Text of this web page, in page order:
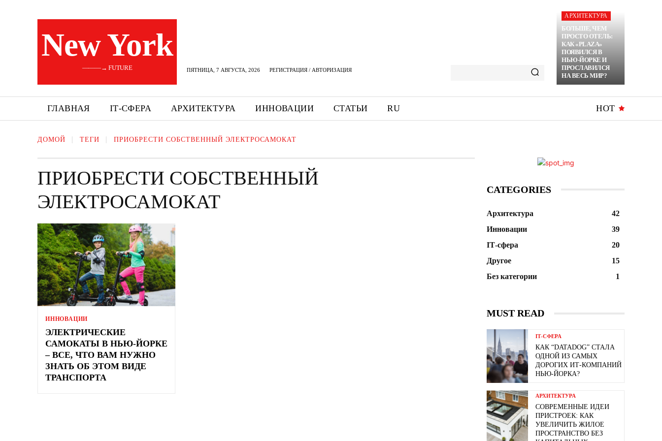
New York
———→ FUTURE ПЯТНИЦА, 7 АВГУСТА, 2026 РЕГИСТРАЦИЯ / АВТОРИЗАЦИЯ
АРХИТЕКТУРА
БОЛЬШЕ, ЧЕМ
ПРОСТО ОТЕЛЬ:
КАК «PLAZA»
ПОЯВИЛСЯ В
НЬЮ-ЙОРКЕ И
ПРОСЛАВИЛСЯ
НА ВЕСЬ МИР?
ГЛАВНАЯ ІТ-СФЕРА АРХИТЕКТУРА ИННОВАЦИИ СТАТЬИ RU HOT
ДОМОЙ ТЕГИ ПРИОБРЕСТИ СОБСТВЕННЫЙ ЭЛЕКТРОСАМОКАТ
ПРИОБРЕСТИ СОБСТВЕННЫЙ
ЭЛЕКТРОСАМОКАТ
ИННОВАЦИИ
ЭЛЕКТРИЧЕСКИЕ
САМОКАТЫ В НЬЮ-ЙОРКЕ
– ВСЕ, ЧТО ВАМ НУЖНО
ЗНАТЬ ОБ ЭТОМ ВИДЕ
ТРАНСПОРТА
CATEGORIES
Архитектура
42
Инновации
39
ІТ-сфера
20
Другое
15
Без категории
1
MUST READ
ІТ-СФЕРА
КАК “DATADOG” СТАЛА
ОДНОЙ ИЗ САМЫХ
ДОРОГИХ ИТ-КОМПАНИЙ
НЬЮ-ЙОРКА?
АРХИТЕКТУРА
СОВРЕМЕННЫЕ ИДЕИ
ПРИСТРОЕК: КАК
УВЕЛИЧИТЬ ЖИЛОЕ
ПРОСТРАНСТВО БЕЗ